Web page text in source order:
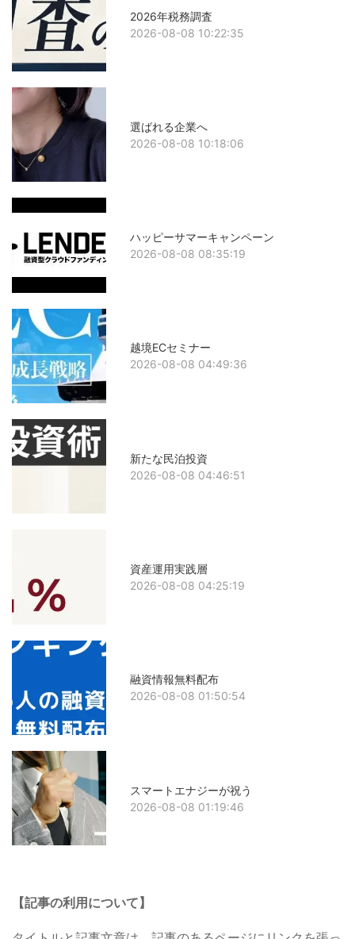
2026年税務調査
2026-08-08 10:22:35
選ばれる企業へ
2026-08-08 10:18:06
ハッピーサマーキャンペーン
2026-08-08 08:35:19
越境ECセミナー
2026-08-08 04:49:36
新たな民泊投資
2026-08-08 04:46:51
資産運用実践層
2026-08-08 04:25:19
融資情報無料配布
2026-08-08 01:50:54
スマートエナジーが祝う
2026-08-08 01:19:46
【記事の利用について】